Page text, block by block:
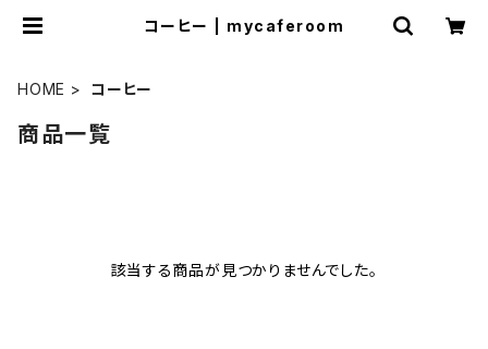
コーヒー | mycaferoom
HOME コーヒー
商品一覧
該当する商品が見つかりませんでした。